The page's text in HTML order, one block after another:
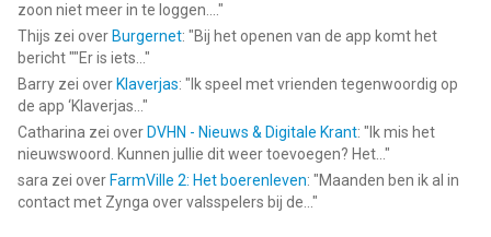
zoon niet meer in te loggen.... "
Thijs zei over Burgernet: "Bij het openen van de app komt het
bericht ""Er is iets... "
Barry zei over Klaverjas: " Ik speel met vrienden tegenwoordig op
de app ‘Klaverjas... "
Catharina zei over DVHN - Nieuws & Digitale Krant: " Ik mis het
nieuwswoord. Kunnen jullie dit weer toevoegen? Het... "
sara zei over FarmVille 2: Het boerenleven: "Maanden ben ik al in
contact met Zynga over valsspelers bij de... "